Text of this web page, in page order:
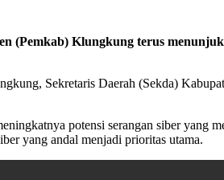
(Pemkab) Klungkung terus
Sekretaris Daerah (Sekda)
potensi serangan siber
yang andal menjadi prioritas utama.